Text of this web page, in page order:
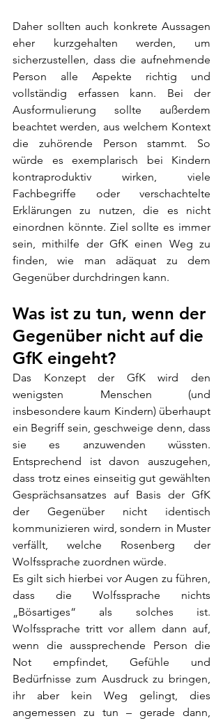
Daher sollten auch konkrete Aussagen
eher kurzgehalten werden, um
sicherzustellen, dass die aufnehmende
Person alle Aspekte richtig und
vollständig erfassen kann. Bei der
Ausformulierung sollte außerdem
beachtet werden, aus welchem Kontext
die zuhörende Person stammt. So
würde es exemplarisch bei Kindern
kontraproduktiv wirken, viele
Fachbegriffe oder verschachtelte
Erklärungen zu nutzen, die es nicht
einordnen könnte. Ziel sollte es immer
sein, mithilfe der GfK einen Weg zu
finden, wie man adäquat zu dem
Gegenüber durchdringen kann.
Was ist zu tun, wenn der
Gegenüber nicht auf die
GfK eingeht?
Das Konzept der GfK wird den
wenigsten Menschen (und
insbesondere kaum Kindern) überhaupt
ein Begriff sein, geschweige denn, dass
sie es anzuwenden wüssten.
Entsprechend ist davon auszugehen,
dass trotz eines einseitig gut gewählten
Gesprächsansatzes auf Basis der GfK
der Gegenüber nicht identisch
kommunizieren wird, sondern in Muster
verfällt, welche Rosenberg der
Wolfssprache zuordnen würde.
Es gilt sich hierbei vor Augen zu führen,
dass die Wolfssprache nichts
„Bösartiges“ als solches ist.
Wolfssprache tritt vor allem dann auf,
wenn die aussprechende Person die
Not empfindet, Gefühle und
Bedürfnisse zum Ausdruck zu bringen,
ihr aber kein Weg gelingt, dies
angemessen zu tun – gerade dann,